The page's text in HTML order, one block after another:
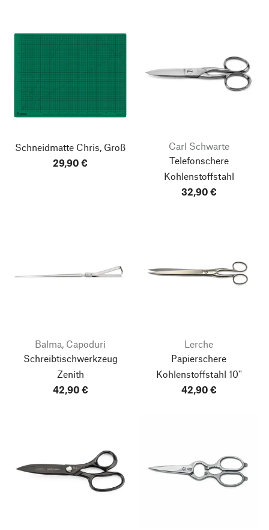
Schneidmatte Chris, Groß
29,90 €
Carl Schwarte
Telefonschere
Kohlenstoffstahl
32,90 €
Balma, Capoduri
Schreibtischwerkzeug
Zenith
42,90 €
Lerche
Papierschere
Kohlenstoffstahl 10''
42,90 €